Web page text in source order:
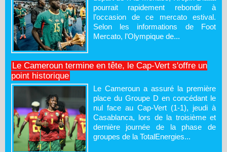
pourrait rapidement rebondir à
l’occasion de ce mercato estival.
Selon les informations de Foot
Mercato, l’Olympique de...
Le Cameroun termine en tête, le Cap-Vert s'offre un
point historique
Le Cameroun a assuré la première
place du Groupe D en concédant le
nul face au Cap-Vert (1-1), jeudi à
Casablanca, lors de la troisième et
dernière journée de la phase de
groupes de la TotalEnergies...